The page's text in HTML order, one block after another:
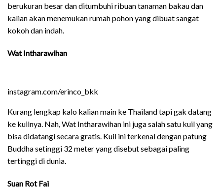
berukuran besar dan ditumbuhi ribuan tanaman bakau dan
kalian akan menemukan rumah pohon yang dibuat sangat
kokoh dan indah.
Wat Intharawihan
instagram.com/erinco_bkk
Kurang lengkap kalo kalian main ke Thailand tapi gak datang
ke kuilnya. Nah, Wat Intharawihan ini juga salah satu kuil yang
bisa didatangi secara gratis. Kuil ini terkenal dengan patung
Buddha setinggi 32 meter yang disebut sebagai paling
tertinggi di dunia.
Suan Rot Fai